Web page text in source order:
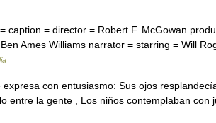
= director = Robert F. McGowan
Ames Williams narrator = starring = Will
con entusiasmo: Sus ojos
entre la gente , Los niños contemplaban con